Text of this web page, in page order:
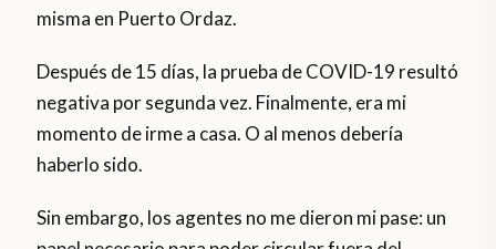
misma en Puerto Ordaz.
Después de 15 días, la prueba de COVID-19 resultó
negativa por segunda vez. Finalmente, era mi
momento de irme a casa. O al menos debería
haberlo sido.
Sin embargo, los agentes no me dieron mi pase: un